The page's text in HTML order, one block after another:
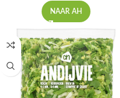
NAAR AH